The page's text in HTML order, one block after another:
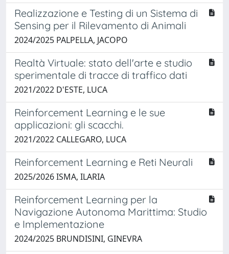
Realizzazione e Testing di un Sistema di
Sensing per il Rilevamento di Animali
2024/2025 PALPELLA, JACOPO
Realtà Virtuale: stato dell'arte e studio
sperimentale di tracce di traffico dati
2021/2022 D'ESTE, LUCA
Reinforcement Learning e le sue
applicazioni: gli scacchi.
2021/2022 CALLEGARO, LUCA
Reinforcement Learning e Reti Neurali
2025/2026 ISMA, ILARIA
Reinforcement Learning per la
Navigazione Autonoma Marittima: Studio
e Implementazione
2024/2025 BRUNDISINI, GINEVRA